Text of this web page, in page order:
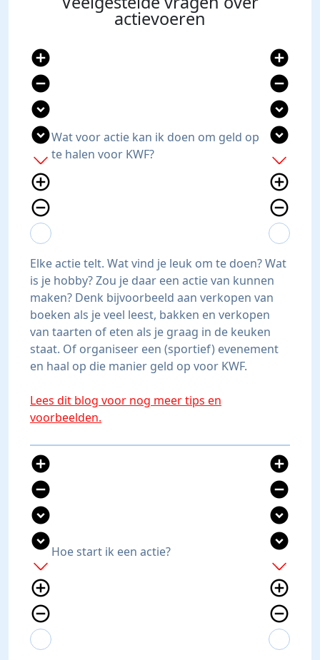
actievoeren
add_circle
remove_circle
expand_circle_down
expand_circle_down
add
add_circle_outline
remove_circle_outline
expand_more
expand_less
Wat voor actie kan ik doen om geld op
te halen voor KWF?
add_circle
remove_circle
expand_circle_down
expand_circle_down
add
add_circle_outline
remove_circle_outline
expand_more
expand_less
Elke actie telt. Wat vind je leuk om te doen? Wat
is je hobby? Zou je daar een actie van kunnen
maken? Denk bijvoorbeeld aan verkopen van
boeken als je veel leest, bakken en verkopen
van taarten of eten als je graag in de keuken
staat. Of organiseer een (sportief) evenement
en haal op die manier geld op voor KWF.
Lees dit blog voor nog meer tips en
voorbeelden.
add_circle
remove_circle
expand_circle_down
expand_circle_down
add
add_circle_outline
remove_circle_outline
expand_more
expand_less
Hoe start ik een actie?
add_circle
remove_circle
expand_circle_down
expand_circle_down
add
add_circle_outline
remove_circle_outline
expand_more
expand_less